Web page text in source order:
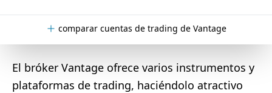
comparar cuentas de trading de Vantage
El bróker Vantage ofrece varios instrumentos y
plataformas de trading, haciéndolo atractivo